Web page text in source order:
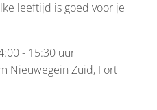
leeftijd is goed voor je
- 15:30 uur
Nieuwegein Zuid, Fort